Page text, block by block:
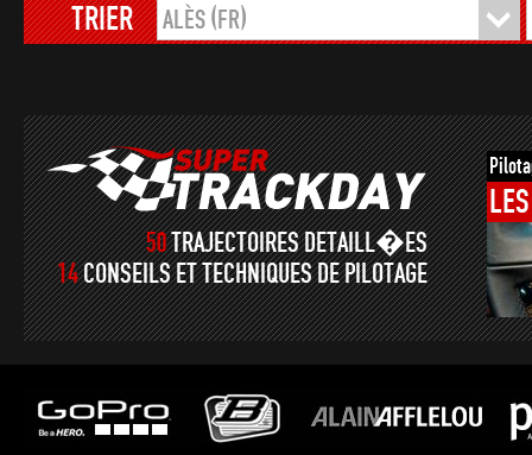
TRIER ALÈS (FR)
50TRAJECTOIRES DETAILL�ES
14CONSEILS ET TECHNIQUES DE PILOTAGE
LES